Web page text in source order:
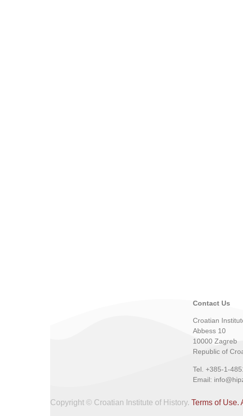
Contact Us
Croatian
Abbess 10
10000 Zagreb
Republic of
Tel. +385-1-
Email:
Copyright © Croatian Institute of History. Terms of Use.